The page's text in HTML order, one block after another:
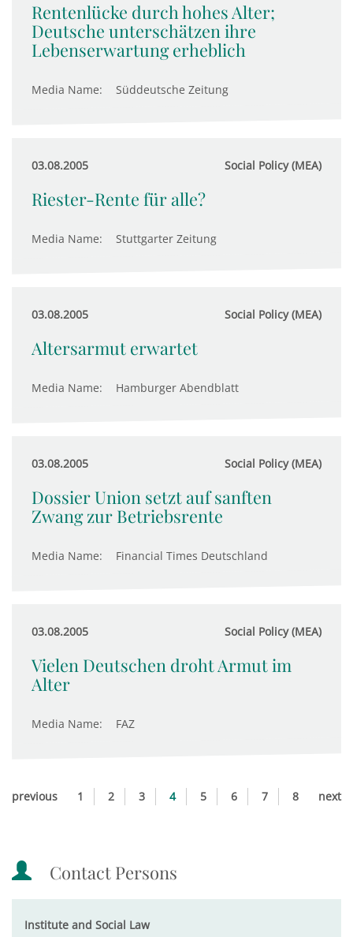
Rentenlücke durch hohes Alter;
Deutsche unterschätzen ihre
Lebenserwartung erheblich
Media Name: Süddeutsche Zeitung
03.08.2005 Social Policy (MEA)
Riester-Rente für alle?
Media Name: Stuttgarter Zeitung
03.08.2005 Social Policy (MEA)
Altersarmut erwartet
Media Name: Hamburger Abendblatt
03.08.2005 Social Policy (MEA)
Dossier Union setzt auf sanften
Zwang zur Betriebsrente
Media Name: Financial Times Deutschland
03.08.2005 Social Policy (MEA)
Vielen Deutschen droht Armut im
Alter
Media Name: FAZ
previous 1 2 3 4 5 6 7 8 next
Contact Persons
Institute and Social Law